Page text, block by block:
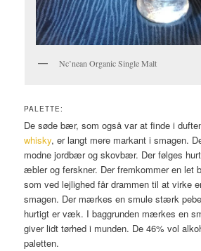
Nc’nean Organic Single Malt
PALETTE:
De søde bær, som også var at finde i
whisky, er langt mere markant i smagen.
modne jordbær og skovbær. Der følges
æbler og ferskner. Der fremkommer en let
som ved lejlighed får drammen til at virke
smagen. Der mærkes en smule stærk
hurtigt er væk. I baggrunden mærkes en
giver lidt tørhed i munden. De 46% vol
paletten.